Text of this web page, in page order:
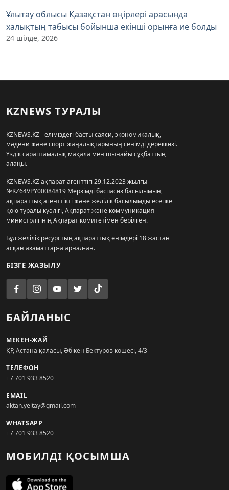
Ұлытау облысы Қазақстан өңірлері арасында
халықтың табысы бойынша екінші орынға ие болды
24 шілде, 2026
KZNEWS ТУРАЛЫ
KZNEWS.KZ - еліміздегі басты саяси, экономикалық,
мәдени және спорт жаңалықтарының сенімді дереккөзі.
Үздік сараптамалық мақала мен шынайы сұқбаттың
алаңы.
KZNEWS.KZ ақпарат агенттігі 29.12.2023 жылғы
№KZ64VPY00084819 Мерзімді баспасөз басылымын,
ақпараттық агенттікті және желілік басылымды есепке
қою туралы куәлігі, Ақпарат және коммуникация
министрлігінің Ақпарат комитетімен берілген.
Бұл желілік ресурстың ақпараттық өнімдері 18 жастан
асқан азаматтарға арналған.
БІЗГЕ ЖАЗЫЛУ
БАЙЛАНЫС
МЕКЕН-ЖАЙ
ҚР, Астана қаласы, Әбікен Бектұров көшесі, 4/3
ТЕЛЕФОН
+7 701 933 8520
EMAIL
aktan.yeltay@gmail.com
WHATSAPP
+7 701 933 8520
МОБИЛДІ ҚОСЫМША